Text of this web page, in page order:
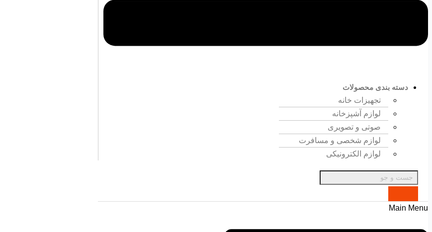
دسته بندی محصولات
تجهیزات خانه
لوازم آشپزخانه
صوتی و تصویری
لوازم شخصی و مسافرت
لوازم الکترونیکی
Main Menu